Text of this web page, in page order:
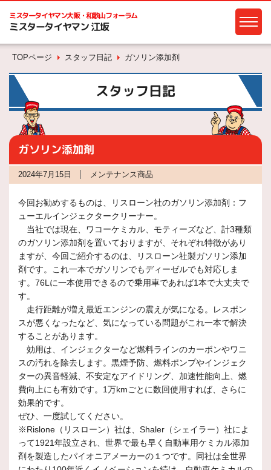
ミスタータイヤマン大阪・和歌山フォーラム
ミスタータイヤマン 江坂
TOPページ スタッフ日記 ガソリン添加剤
スタッフ日記
ガソリン添加剤
2024年7月15日 メンテナンス商品
今回お勧めするものは、リスローン社のガソリン添加剤：フ
ューエルインジェクタークリーナー。
当社では現在、ワコーケミカル、モティーズなど、計3種類
のガソリン添加剤を置いておりますが、それぞれ特徴があり
ますが、今回ご紹介するのは、リスローン社製ガソリン添加
剤です。これ一本でガソリンでもディーゼルでも対応しま
す。76Lに一本使用できるので乗用車であれば1本で大丈夫で
す。
走行距離が増え最近エンジンの震えが気になる。レスポン
スが悪くなったなど、気になっている問題がこれ一本で解決
することがあります。
効用は、 インジェクターなど燃料ラインのカーボンやワニ
スの汚れを除去します。 黒煙予防、燃料ポンプやインジェク
ターの異音軽減、不安定なアイドリング、加速性能向上、燃
費向上にも有効です。1万kmごとに数回使用すれば、さらに
効果的です。
ぜひ、一度試してください。
※Rislone（リスローン）社は、Shaler（シェイラー）社によ
って1921年設立され、世界で最も早く自動車用ケミカル添加
剤を製造したパイオニアメーカーの１つです。同社は全世界